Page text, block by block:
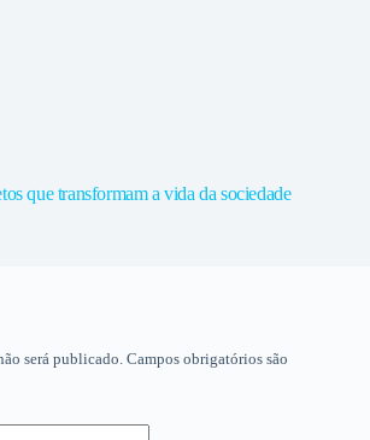
que transformam a vida da sociedade
será publicado. Campos obrigatórios são